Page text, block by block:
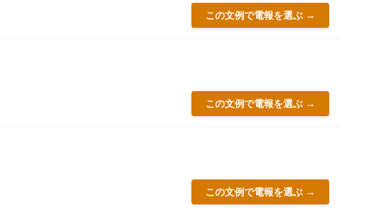
この文例で電報を選ぶ →
この文例で電報を選ぶ →
この文例で電報を選ぶ →